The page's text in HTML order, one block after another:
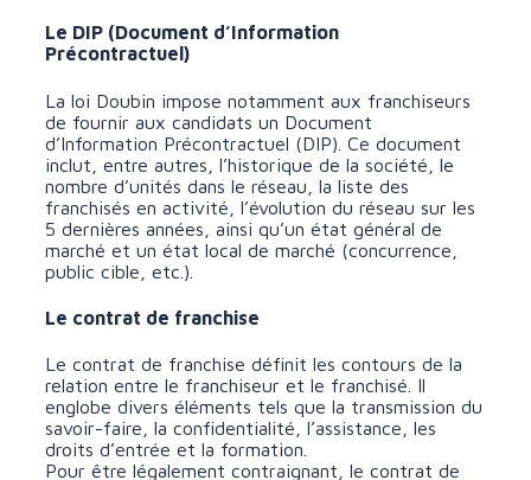
Le DIP (Document d’Information
Précontractuel)
La loi Doubin impose notamment aux franchiseurs
de fournir aux candidats un Document
d’Information Précontractuel (DIP). Ce document
inclut, entre autres, l’historique de la société, le
nombre d’unités dans le réseau, la liste des
franchisés en activité, l’évolution du réseau sur les
5 dernières années, ainsi qu’un état général de
marché et un état local de marché (concurrence,
public cible, etc.).
Le contrat de franchise
Le contrat de franchise définit les contours de la
relation entre le franchiseur et le franchisé. Il
englobe divers éléments tels que la transmission du
savoir-faire, la confidentialité, l’assistance, les
droits d’entrée et la formation.
Pour être légalement contraignant, le contrat de